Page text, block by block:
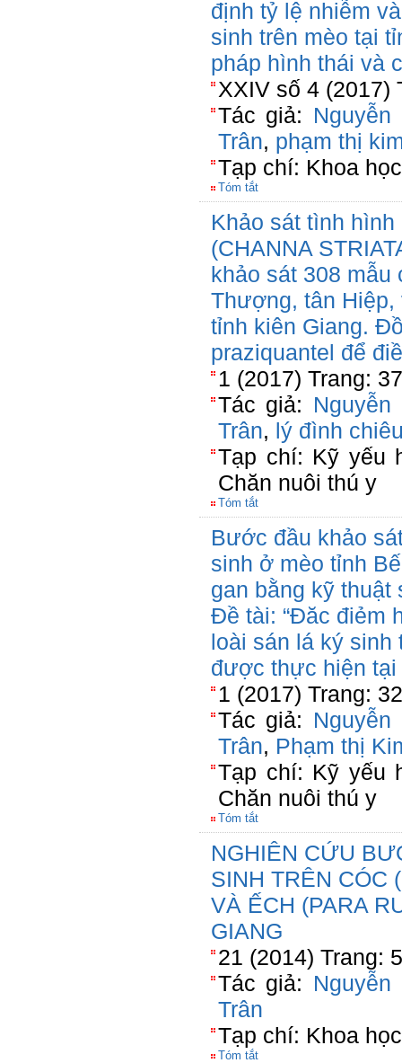
định tỷ lệ nhiễm
sinh trên mèo tại
pháp hình thái và
XXIV số 4 (2017)
Tác giả:
Trân, phạm thị
Tạp chí: Khoa
Tóm tắt
Khảo sát tình
(CHANNA
khảo sát 308 mẫu
Thượng, tân Hiệp,
tỉnh kiên Giang.
praziquantel để
1 (2017) Trang:
Tác giả:
Trân, lý đình
Tạp chí: Kỹ yếu
Chăn nuôi thú y
Tóm tắt
Bước đầu khảo
sinh ở mèo tỉnh
gan bằng kỹ thuật
Đề tài: “Đăc điẻm
loài sán lá ký sinh
được thực hiện tại
1 (2017) Trang:
Tác giả:
Trân, Phạm thị
Tạp chí: Kỹ yếu
Chăn nuôi thú y
Tóm tắt
NGHIÊN CỨU
SINH TRÊN CÓC
VÀ ẾCH (PARA
GIANG
21 (2014) Trang:
Tác giả:
Trân
Tạp chí: Khoa
Tóm tắt